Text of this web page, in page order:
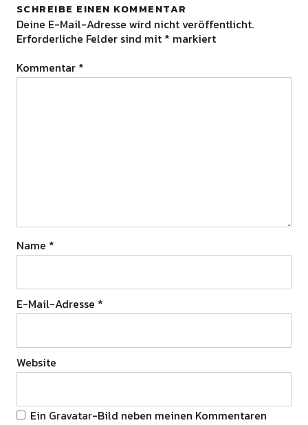
SCHREIBE EINEN KOMMENTAR
Deine E-Mail-Adresse wird nicht veröffentlicht.
Erforderliche Felder sind mit * markiert
Kommentar *
Name *
E-Mail-Adresse *
Website
Ein Gravatar-Bild neben meinen Kommentaren